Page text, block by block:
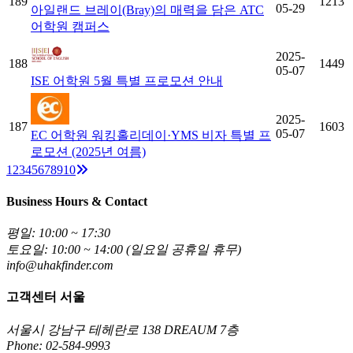
아일랜드 브레이(Bray)의 매력을 담은 ATC
어학원 캠퍼스
05-29
188
ISE 어학원 5월 특별 프로모션 안내
2025-
05-07
1449
187
EC 어학원 워킹홀리데이·YMS 비자 특별 프
로모션 (2025년 여름)
2025-
05-07
1603
12345678910Next
Business Hours & Contact
평일: 10:00 ~ 17:30
토요일: 10:00 ~ 14:00 (일요일 공휴일 휴무)
info@uhakfinder.com
고객센터 서울
서울시 강남구 테헤란로 138 DREAUM 7층
Phone: 02-584-9993